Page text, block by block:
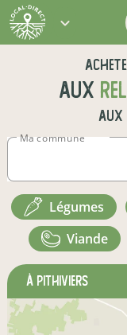
aux
aux
Ma commune
légumes
viande
à Pithiviers